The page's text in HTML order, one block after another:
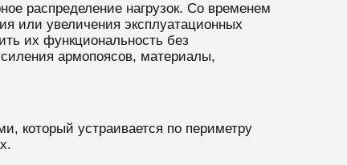
распределение нагрузок. Со временем
или увеличения эксплуатационных
их функциональность без
армопоясов, материалы,
который устраивается по периметру